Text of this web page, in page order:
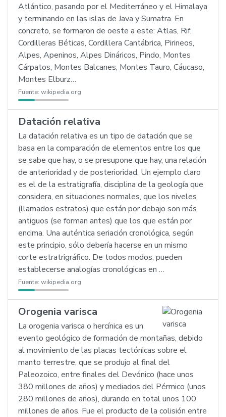
Atlántico, pasando por el Mediterráneo y el Himalaya
y terminando en las islas de Java y Sumatra. En
concreto, se formaron de oeste a este: Atlas, Rif,
Cordilleras Béticas, Cordillera Cantábrica, Pirineos,
Alpes, Apeninos, Alpes Dináricos, Pindo, Montes
Cárpatos, Montes Balcanes, Montes Tauro, Cáucaso,
Montes Elburz…
Fuente: wikipedia.org
Datación relativa
La datación relativa es un tipo de datación que se
basa en la comparación de elementos entre los que
se sabe que hay, o se presupone que hay, una relación
de anterioridad y de posterioridad. Un ejemplo claro
es el de la estratigrafía, disciplina de la geología que
considera, en situaciones normales, que los niveles
(llamados estratos) que están por debajo son más
antiguos (se forman antes) que los que están por
encima. Una auténtica seriación cronológica, según
este principio, sólo debería hacerse en un mismo
corte estratrigráfico. De todos modos, pueden
establecerse analogías cronológicas en …
Fuente: wikipedia.org
Orogenia varisca
La orogenia varisca o hercínica es un
evento geológico de formación de montañas, debido
al movimiento de las placas tectónicas sobre el
manto terrestre, que se produjo al final del
Paleozoico, entre finales del Devónico (hace unos
380 millones de años) y mediados del Pérmico (unos
280 millones de años), durando en total unos 100
millones de años. Fue el producto de la colisión entre